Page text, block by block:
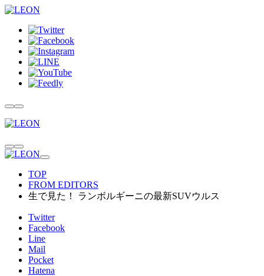
TOP
FROM EDITORS
生で見た！ ランボルギーニの最新SUVウルス
Twitter
Facebook
Line
Mail
Pocket
Hatena